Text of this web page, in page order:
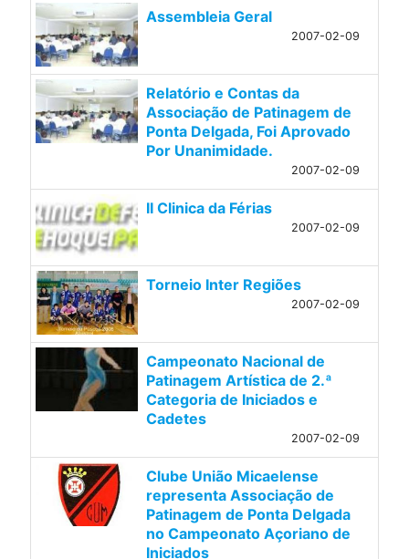
Assembleia Geral
2007-02-09
Relatório e Contas da
Associação de Patinagem de
Ponta Delgada, Foi Aprovado
Por Unanimidade.
2007-02-09
II Clinica da Férias
2007-02-09
Torneio Inter Regiões
2007-02-09
Campeonato Nacional de
Patinagem Artística de 2.ª
Categoria de Iniciados e
Cadetes
2007-02-09
Clube União Micaelense
representa Associação de
Patinagem de Ponta Delgada
no Campeonato Açoriano de
Iniciados